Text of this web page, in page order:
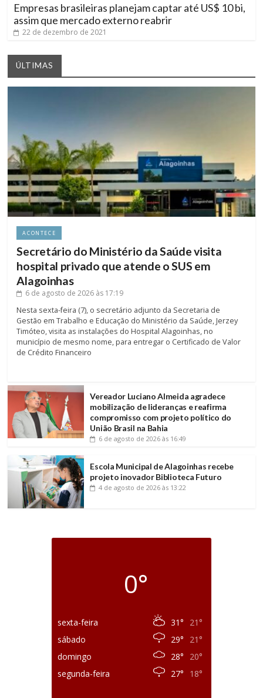
Empresas brasileiras planejam captar até US$ 10 bi,
assim que mercado externo reabrir
22 de dezembro de 2021
ÚLTIMAS
ACONTECE
Secretário do Ministério da Saúde visita
hospital privado que atende o SUS em
Alagoinhas
6 de agosto de 2026 às 17:19
Nesta sexta-feira (7), o secretário adjunto da Secretaria de
Gestão em Trabalho e Educação do Ministério da Saúde, Jerzey
Timóteo, visita as instalações do Hospital Alagoinhas, no
município de mesmo nome, para entregar o Certificado de Valor
de Crédito Financeiro
Vereador Luciano Almeida agradece
mobilização de lideranças e reafirma
compromisso com projeto político do
União Brasil na Bahia
6 de agosto de 2026 às 16:49
Escola Municipal de Alagoinhas recebe
projeto inovador Biblioteca Futuro
4 de agosto de 2026 às 13:22
0°
sexta-feira 31°
21°
sábado
29°
21°
domingo
28°
20°
segunda-feira
27° 18°